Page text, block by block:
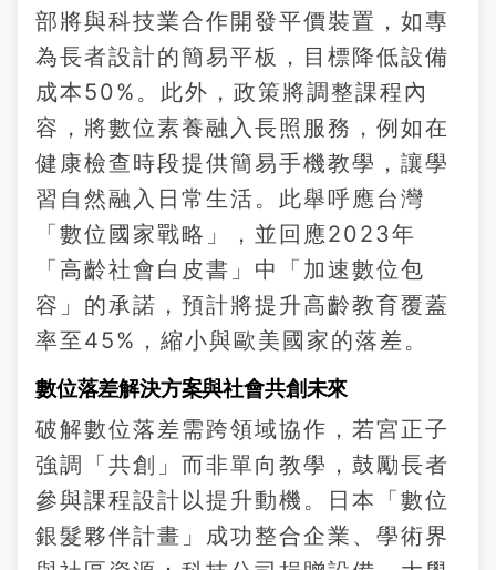
部將與科技業合作開發平價裝置，如專
為長者設計的簡易平板，目標降低設備
成本50%。此外，政策將調整課程內
容，將數位素養融入長照服務，例如在
健康檢查時段提供簡易手機教學，讓學
習自然融入日常生活。此舉呼應台灣
「數位國家戰略」，並回應2023年
「高齡社會白皮書」中「加速數位包
容」的承諾，預計將提升高齡教育覆蓋
率至45%，縮小與歐美國家的落差。
數位落差解決方案與社會共創未來
破解數位落差需跨領域協作，若宮正子
強調「共創」而非單向教學，鼓勵長者
參與課程設計以提升動機。日本「數位
銀髮夥伴計畫」成功整合企業、學術界